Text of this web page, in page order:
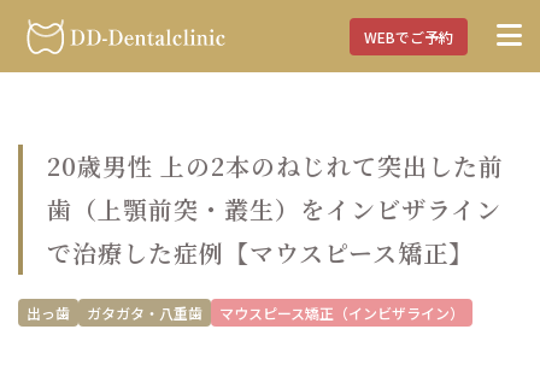
WEBでご予約
20歳男性 上の2本のねじれて突出した前
歯（上顎前突・叢生）をインビザライン
で治療した症例【マウスピース矯正】
出っ歯 ガタガタ・八重歯 マウスピース矯正（インビザライン）